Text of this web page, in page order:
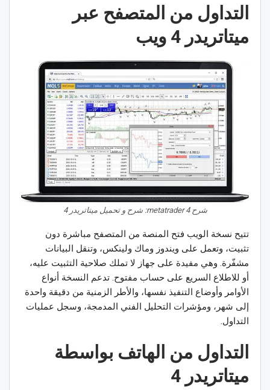
التداول من المتصفح عبر
ميتاتريدر 4 ويب
شرح metatrader 4: شرح و تحميل ميتاتريدر 4
تتيح نسخة الويب فتح المنصة من المتصفح مباشرة دون
تثبيت، وتعمل على ويندوز وماك ولينكس، وتنقل البيانات
مشفّرة. وهي مفيدة على جهاز لا تملك صلاحية التثبيت عليه،
أو للاطلاع السريع على حساب مفتوح. تدعم النسخة أنواع
الأوامر وأوضاع التنفيذ نفسها، والأطر الزمنية من دقيقة واحدة
إلى شهر، ومؤشرات التحليل الفني المدمجة، وسجل عمليات
التداول.
التداول من الهاتف بواسطة
ميتاتريدر 4